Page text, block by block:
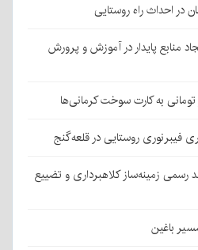
احداث راه روستایی
منابع پایدار در آموزش و پرورش
زمینه‌ساز کلاهبرداری و تضییع